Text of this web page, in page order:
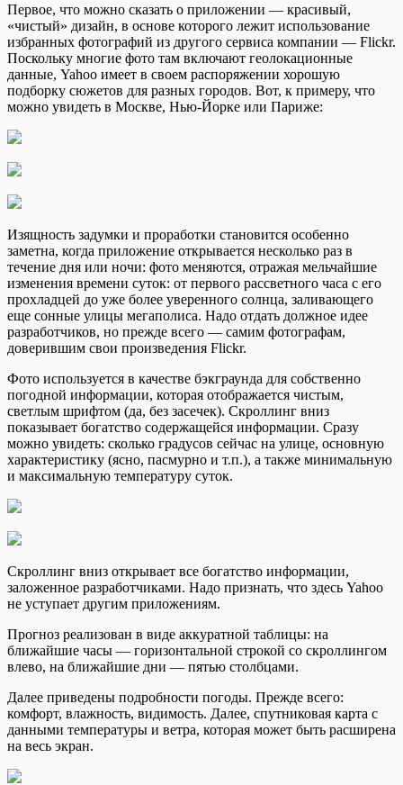
Первое, что можно сказать о приложении — красивый,
«чистый» дизайн, в основе которого лежит использование
избранных фотографий из другого сервиса компании — Flickr.
Поскольку многие фото там включают геолокационные
данные, Yahoo имеет в своем распоряжении хорошую
подборку сюжетов для разных городов. Вот, к примеру, что
можно увидеть в Москве, Нью-Йорке или Париже:
Изящность задумки и проработки становится особенно
заметна, когда приложение открывается несколько раз в
течение дня или ночи: фото меняются, отражая мельчайшие
изменения времени суток: от первого рассветного часа с его
прохладцей до уже более уверенного солнца, заливающего
еще сонные улицы мегаполиса. Надо отдать должное идее
разработчиков, но прежде всего — самим фотографам,
доверившим свои произведения Flickr.
Фото используетcя в качестве бэкграунда для собственно
погодной информации, которая отображается чистым,
светлым шрифтом (да, без засечек). Скроллинг вниз
показывает богатство содержащейся информации. Сразу
можно увидеть: сколько градусов сейчас на улице, основную
характеристику (ясно, пасмурно и т.п.), а также минимальную
и максимальную температуру суток.
Скроллинг вниз открывает все богатство информации,
заложенное разработчиками. Надо признать, что здесь Yahoo
не уступает другим приложениям.
Прогноз реализован в виде аккуратной таблицы: на
ближайшие часы — горизонтальной строкой со скроллингом
влево, на ближайшие дни — пятью столбцами.
Далее приведены подробности погоды. Прежде всего:
комфорт, влажность, видимость. Далее, спутниковая карта с
данными температуры и ветра, которая может быть расширена
на весь экран.